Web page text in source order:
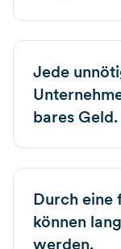
Jede
bares Geld.
Durch eine
können
werden.